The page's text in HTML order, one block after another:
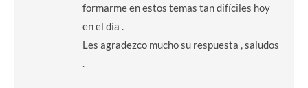
formarme en estos temas tan difíciles hoy
en el día .
Les agradezco mucho su respuesta , saludos
.